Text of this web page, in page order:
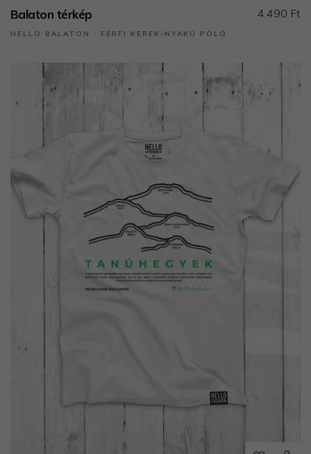
Balaton térkép
HELLO BALATON ˙ FÉRFI KEREK-NYAKÚ PÓLÓ
4.490 Ft